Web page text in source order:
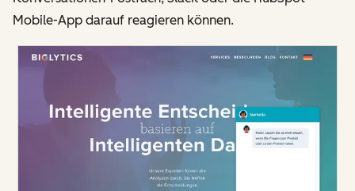
Mobile-App darauf reagieren können.